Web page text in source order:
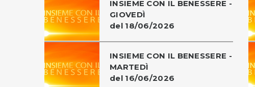
INSIEME CON IL BENESSERE -
GIOVEDÌ
del 18/06/2026
INSIEME CON IL BENESSERE -
MARTEDÌ
del 16/06/2026